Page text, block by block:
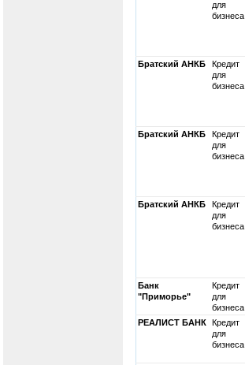
для
бизнеса
Братский АНКБ
Кредит
для
бизнеса
Братский АНКБ
Кредит
для
бизнеса
Братский АНКБ
Кредит
для
бизнеса
Банк
"Приморье"
Кредит
для
бизнеса
РЕАЛИСТ БАНК Кредит
для
бизнеса